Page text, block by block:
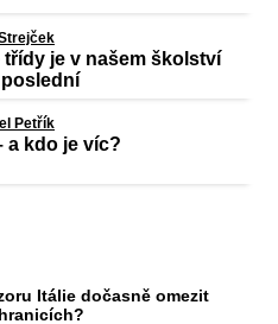
je v našem školství
Petřík
a kdo je víc?
Itálie dočasně omezit